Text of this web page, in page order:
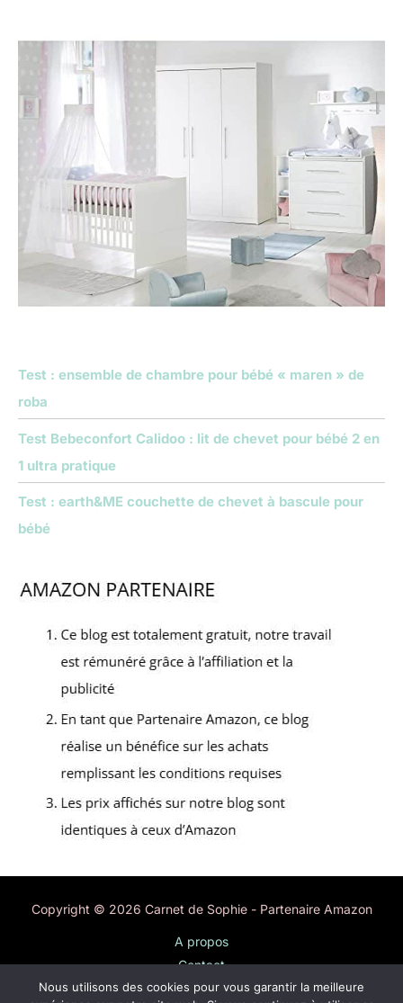
Test : ensemble de chambre pour bébé « maren » de
roba
Test Bebeconfort Calidoo : lit de chevet pour bébé 2 en
1 ultra pratique
Test : earth&ME couchette de chevet à bascule pour
bébé
Copyright © 2026 Carnet de Sophie - Partenaire Amazon
A propos
Contact
Plan du site
Nous utilisons des cookies pour vous garantir la meilleure